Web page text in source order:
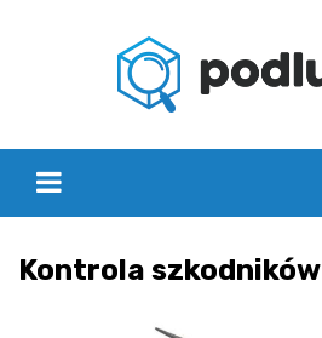
Kontrola szkodników